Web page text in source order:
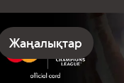
Жаңалықтар